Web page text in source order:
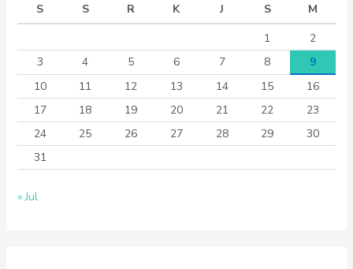
S
S R K J S
M
1
2
3
4 5 6 7 8
9
10
11 12 13 14 15
16
17
18 19 20 21 22
23
24
25 26 27 28 29
30
31
« Jul